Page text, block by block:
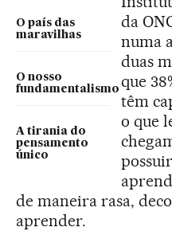
O país das
maravilhas
O nosso
fundamentalismo
A tirania do
pensamento
único
da
numa
duas
que
têm
o que
de maneira rasa,
aprender.